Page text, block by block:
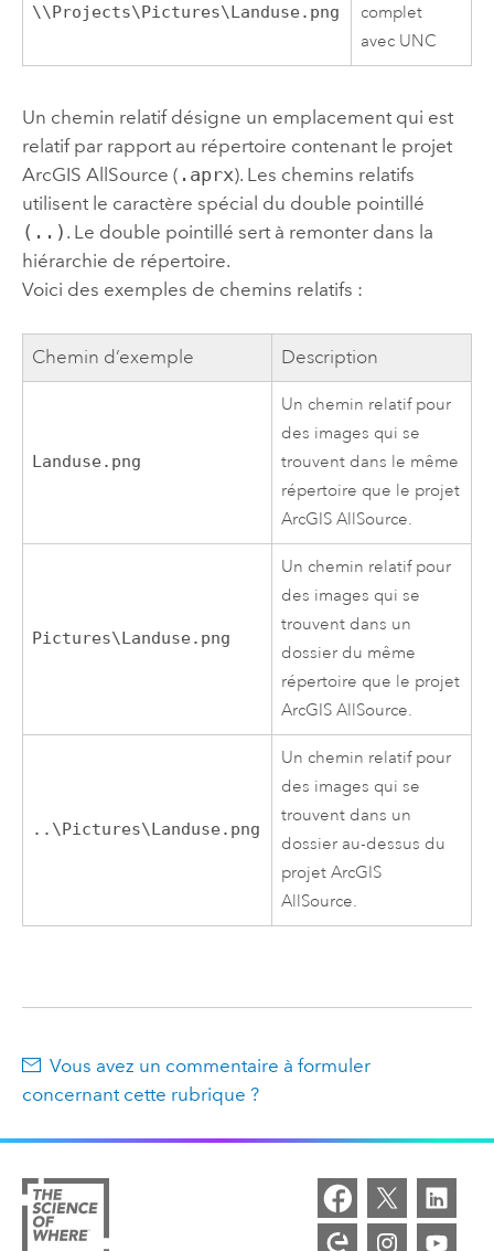
\\Projects\Pictures\Landuse.png
complet
avec UNC
Un chemin relatif désigne un emplacement qui est
relatif par rapport au répertoire contenant le projet
ArcGIS AllSource ( .aprx). Les chemins relatifs
utilisent le caractère spécial du double pointillé
(..) . Le double pointillé sert à remonter dans la
hiérarchie de répertoire.
Voici des exemples de chemins relatifs :
Chemin d’exemple Description
Landuse.png
Un chemin relatif pour
des images qui se
trouvent dans le même
répertoire que le projet
ArcGIS AllSource.
Pictures\Landuse.png
Un chemin relatif pour
des images qui se
trouvent dans un
dossier du même
répertoire que le projet
ArcGIS AllSource.
..\Pictures\Landuse.png
Un chemin relatif pour
des images qui se
trouvent dans un
dossier au-dessus du
projetArcGIS
AllSource.
Vous avez un commentaire à formuler
concernant cette rubrique ?